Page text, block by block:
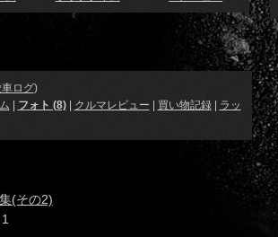
ログ)
フォト (8)| クルマレビュー 買い物記録|
ラッ
(その2)
1